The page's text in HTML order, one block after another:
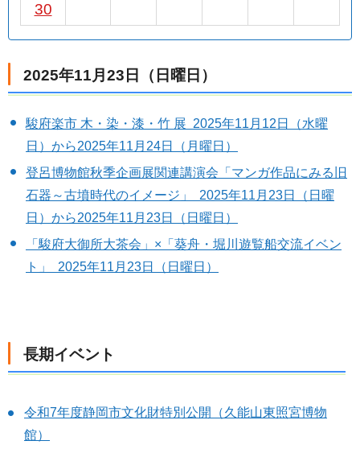
30
2025年11月23日（日曜日）
駿府楽市 木・染・漆・竹 展 2025年11月12日（水曜
日）から2025年11月24日（月曜日）
登呂博物館秋季企画展関連講演会「マンガ作品にみる旧
石器～古墳時代のイメージ」 2025年11月23日（日曜
日）から2025年11月23日（日曜日）
「駿府大御所大茶会」×「葵舟・堀川遊覧船交流イベン
ト」 2025年11月23日（日曜日）
長期イベント
令和7年度静岡市文化財特別公開（久能山東照宮博物
館）